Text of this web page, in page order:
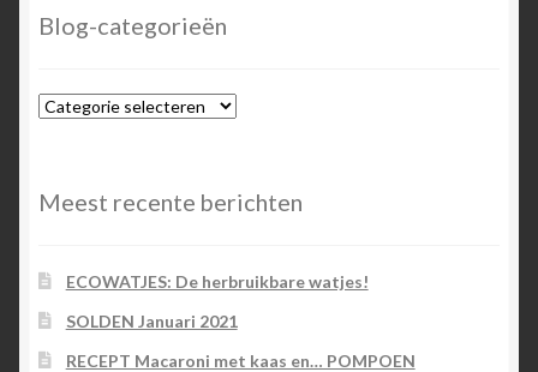
Blog-categorieën
Blog-
Meest recente berichten
ECOWATJES: De herbruikbare watjes!
SOLDEN Januari 2021
RECEPT Macaroni met kaas en… POMPOEN